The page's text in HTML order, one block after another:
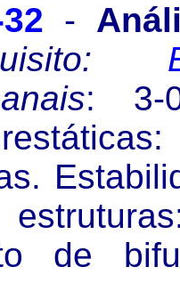
-
: 3-
de